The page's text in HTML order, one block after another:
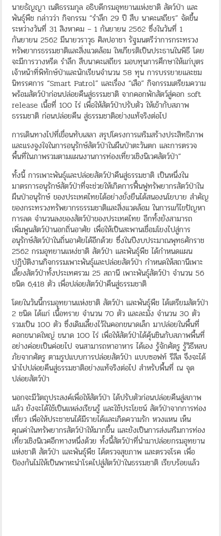
นายธัญญา เนติธรรมกุล อธิบดีกรมอุทยานแห่งชาติ สัตว์ป่า และ
พันธุ์พืช กล่าวว่า กิจกรรม “รำลึก 29 ปี สืบ นาคะเสถียร” จัดขึ้น
ระหว่างวันที่ 31 สิงหาคม – 1 กันยายน 2562 ซึ่งในวันที่ 1
กันยายน 2562 มีนายวราวุธ ศิลปอาชา รัฐมนตรีว่าการกระทรวง
ทรัพยากรธรรมชาติและสิ่งแวดล้อม ใหเกียรติเป็นประธานในพิธี โดย
จะมีการวางหรีด รำลึก สืบนาคะเสถียร มอบทุนการศึกษาให้แก่บุตร
เจ้าหน้าทิ่พิทักษ์ป่าและนักเรียนจำนวน 58 ทุน การบรรยายและชม
นิทรรศการ “Smart Patrol” และเรื่อง “เสือ” กิจกรรมเตรียมความ
พร้อมสัตว์ป่าก่อนปล่อยคืนสู่ธรรมชาติ จากคอกพักสัตว์สู่คอก soft
release เนื้อที่ 100 ไร่ เพื่อให้สัตว์ป่าปรับตัว ให้เข้ากับสภาพ
ธรรมชาติ ก่อนปล่อยคืน สู่ธรรมชาติอย่างแท้จริงต่อไป
การเดินทางไปที่เขื่อนทับเสลา สรุปโครงการเสริมสร้างประสิทธิภาพ
และแรงจูงใจในการอนุรักษ์สัตว์ป่าในผืนป่าตะวันตก และการตรวจ
พื้นที่ในภาพรวมตามแผนงานการท่องเที่ยวเชิงนิเวศสัตว์ป่า”
ทั้งนี้ การเพาะพันธุ์และปล่อยสัตว์ป่าคืนสู่ธรรมชาติ เป็นหนึ่งใน
มาตรการอนุรักษ์สัตว์ป่าที่จะช่วยให้เกิดการฟื้นฟูทรัพยากรสัตว์ป่าใน
ผืนป่าอนุรักษ์ ของประเทศไทยได้อย่างยั่งยืนได้สนองนโยบาย สำคัญ
ของกระทรวงทรัพยากรธรรมชาติและสิ่งแวดล้อม ในการแก้ไขปัญหา
การลด จำนวนลงของสัตว์ป่าของประเทศไทย อีกทั้งยังสามารถ
เพิ่มพูนสัตว์ป่านอกถิ่นอาศัย เพื่อให้เป็นสะพานเชื่อมโยงไปสู่การ
อนุรักษ์สัตว์ป่าในถิ่นอาศัยได้อีกด้วย ซึ่งในปีงบประมาณพุทธศักราช
2562 กรมอุทยานแหง่ชาติ สัตว์ป่า และพันธุ์พืช ได้กำหนดแผน
ปฏิบัติงานกิจกรรมเพาะพันธุ์และปล่อยสัตว์ป่า กำหนดให้สถานีเพาะ
เลี้ยงสัตว์ป่าทั้งประเทศรวม 25 สถานี เพาะพันธุ์สัตว์ป่า จำนวน 56
ชนิด 6,418 ตัว เพื่อปล่อยสัตว์ป่าคืนสู่ธรรมชาติ
โดยในวันนี้กรมอุทยานแห่งชาติ สัตว์ป่า และพันธุ์พืช ได้เตรียมสัตว์ป่า
2 ชนิด ได้แก่ เนื้อทราย จำนวน 70 ตัว และละมั่ง จำนวน 30 ตัว
รวมเป็น 100 ตัว ซึ่งเดิมเลี้ยงไว้ในคอกขนาดเล็ก มาปล่อยในพื้นที่
คอกขนาดใหญ่ ขนาด 100 ไร่ เพื่อให้สัตว์ป่าได้คุ้นชินกับสภาพพื้นที่
อย่างค่อยเป็นค่อยไป จนสามารถหาอาหาร ได้เอง รู้จักศัตรู รู้วิธีหลบ
ภัยจากศัตรู ตามรูปแบบการปล่อยสัตว์ป่า แบบซอฟท์ รีลีส จึงจะได้
นำไปปล่อยคืนสู่ธรรมชาติอย่างแท้จริงต่อไป สำหรับพื้นที่ ณ จุด
ปล่อยสัตว์ป่า
นอกจะมีวัตถุประสงค์เพื่อให้สัตว์ป่า ได้ปรับตัวก่อนปล่อยคืนสู่สภาพ
แล้ว ยังจะได้ใช้เป็นแหล่งเรียนรู้ และใช้ประโยชน์ สัตว์ป่าจากการท่อง
เที่ยว เพื่อให้ประชาชนได้มีรายได้และเกิดความรัก หวงแหน เห็น
คุณค่าในทรัพยากรสัตว์ป่าให้มากขึ้น และยังเป็นการส่งเสริมการท่อง
เที่ยวเชิงนิเวศอีกทางหนึ่งด้วย ทั้งนี้สัตว์ป่าที่นำมาปล่อยกรมอุทยาน
แห่งชาติ สัตว์ป่า และพันธุ์พืช ได้ตรวจสุขภาพ และตรวจโรค เพื่อ
ป้องกันไม่ให้เป็นพาหะนำโรคไปสู่สัตว์ป่าในธรรมชาติ เรียบร้อยแล้ว